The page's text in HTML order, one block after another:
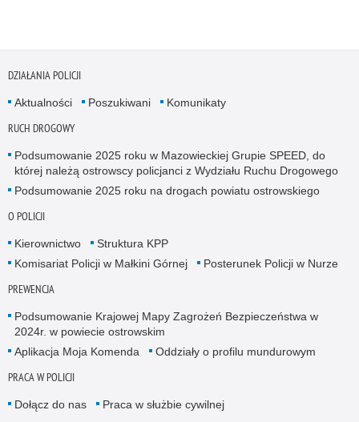
DZIAŁANIA POLICJI
Aktualności Poszukiwani Komunikaty
RUCH DROGOWY
Podsumowanie 2025 roku w Mazowieckiej Grupie SPEED, do
której należą ostrowscy policjanci z Wydziału Ruchu Drogowego
Podsumowanie 2025 roku na drogach powiatu ostrowskiego
O POLICJI
Kierownictwo
Struktura KPP
Komisariat Policji w Małkini Górnej
Posterunek Policji w Nurze
PREWENCJA
Podsumowanie Krajowej Mapy Zagrożeń Bezpieczeństwa w
2024r. w powiecie ostrowskim
Aplikacja Moja Komenda
Oddziały o profilu mundurowym
PRACA W POLICJI
Dołącz do nas Praca w służbie cywilnej